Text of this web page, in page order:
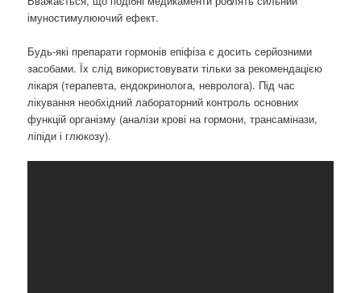
імуностимулюючий ефект.
Будь-які препарати гормонів епіфіза є досить серйозними
засобами. Їх слід використовувати тільки за рекомендацією
лікаря (терапевта, ендокринолога, невролога). Під час
лікування необхідний лабораторний контроль основних
функцій організму (аналізи крові на гормони, трансамінази,
ліпіди і глюкозу).